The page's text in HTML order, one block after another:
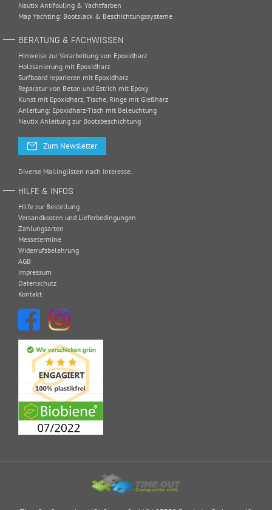
Nautix Antifouling & Yachtfarben
Map Yachting: Bootslack & Beschichtungssysteme
BERATUNG & FACHWISSEN
Hinweise zur Verarbeitung von Epoxidharz
Holzsanierung mit Epoxidharz
Surfboard reparieren mit Epoxidharz
Reparatur von Beton und Estrich mit Epoxy
Kunst mit Epoxidharz, Tische, Ringe mit Gießharz
Anleitung: Epoxidharz-Tisch mit Beleuchtung
Nautix Anleitung zur Bootsbeschichtung
Zum Newsletter
Diverse Mailinglisten nach Interesse.
HILFE & INFOS
Hilfe zur Bestellung
Versandkosten und Lieferbedingungen
Zahlungsarten
Messetermine
Widerrufsbelehrung
AGB
Impressum
Datenschutz
Kontakt